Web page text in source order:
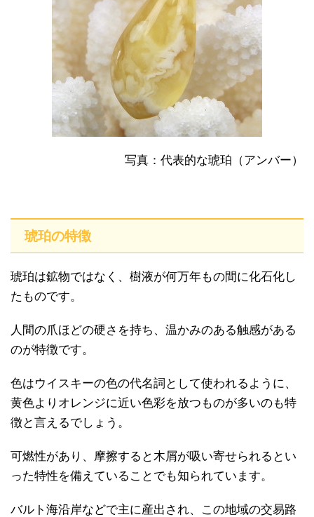
写真：代表的な琥珀（アンバー）
琥珀の特徴
琥珀は鉱物ではなく、樹液が何万年もの間に化石化し
たものです。
人間の爪ほどの硬さを持ち、温かみのある触感がある
のが特徴です。
色はウイスキーの色の代名詞として使われるように、
黄色よりオレンジに近い色彩を放つものが多いのも特
徴と言えるでしょう。
可燃性があり、摩擦すると木屑が吸い寄せられるとい
った特性を備えていることでも知られています。
バルト海沿岸などで主に産出され、この地域の交易路